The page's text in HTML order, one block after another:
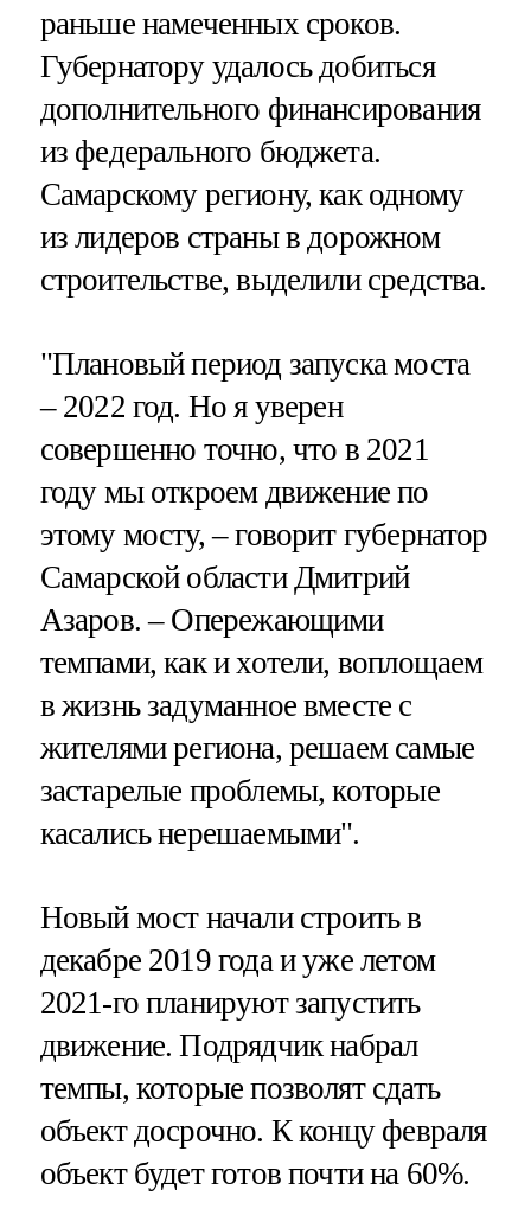
раньше намеченных сроков.
Губернатору удалось добиться
дополнительного финансирования
из федерального бюджета.
Самарскому региону, как одному
из лидеров страны в дорожном
строительстве, выделили средства.
"Плановый период запуска моста
– 2022 год. Но я уверен
совершенно точно, что в 2021
году мы откроем движение по
этому мосту, – говорит губернатор
Самарской области Дмитрий
Азаров. – Опережающими
темпами, как и хотели, воплощаем
в жизнь задуманное вместе с
жителями региона, решаем самые
застарелые проблемы, которые
касались нерешаемыми".
Новый мост начали строить в
декабре 2019 года и уже летом
2021-го планируют запустить
движение. Подрядчик набрал
темпы, которые позволят сдать
объект досрочно. К концу февраля
объект будет готов почти на 60%.